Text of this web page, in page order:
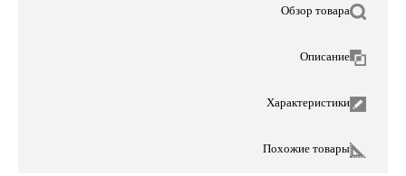
Обзор товара
Описание
Характеристики
Похожие товары